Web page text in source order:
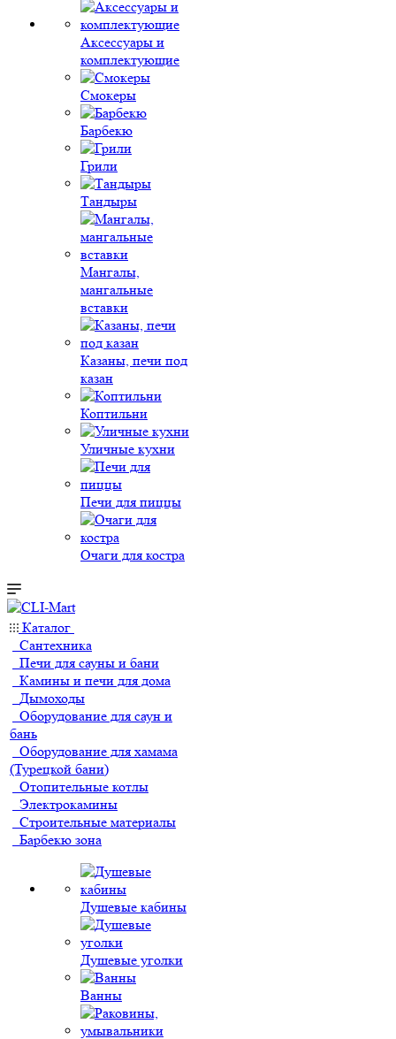
Аксессуары и
комплектующие
Смокеры
Барбекю
Грили
Тандыры
Мангалы,
мангальные
вставки
Казаны, печи под
казан
Коптильни
Уличные кухни
Печи для пиццы
Очаги для костра
Каталог
Сантехника
Печи для сауны и бани
Камины и печи для дома
Дымоходы
Оборудование для саун и
бань
Оборудование для хамама
(Турецкой бани)
Отопительные котлы
Электрокамины
Строительные материалы
Барбекю зона
Душевые кабины
Душевые уголки
Ванны